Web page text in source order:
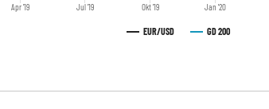
EUR/USD GD 200
Apr '19 Jul '19 Okt '19 Jan '20